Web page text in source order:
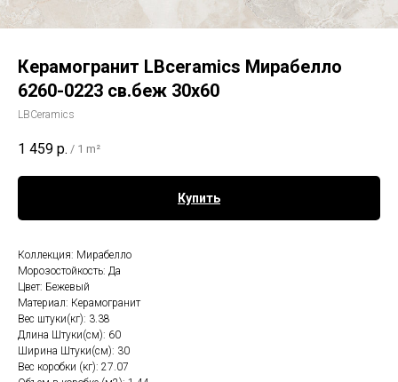
Керамогранит LBceramics Мирабелло
6260-0223 св.беж 30х60
LBCeramics
1 459 р. / 1 m²
Купить
Коллекция: Мирабелло
Морозостойкость: Да
Цвет: Бежевый
Материал: Керамогранит
Вес штуки(кг): 3.38
Длина Штуки(см): 60
Ширина Штуки(см): 30
Вес коробки (кг): 27.07